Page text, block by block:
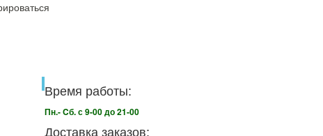
Время работы:
Пн.- Cб. с 9-00 до 21-00
Доставка заказов: